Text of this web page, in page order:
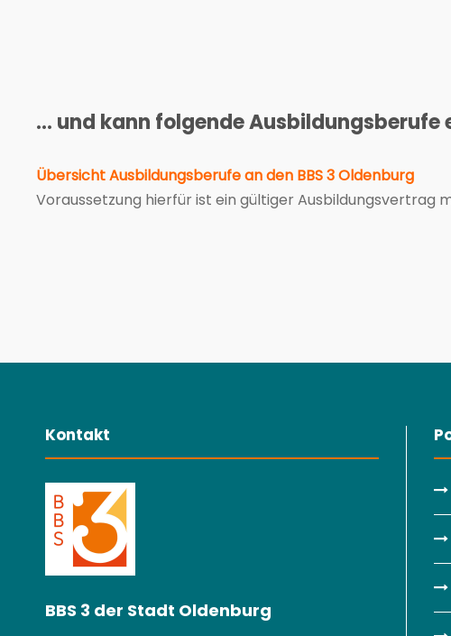
... und kann folgende Ausbildungsberufe
Übersicht Ausbildungsberufe an den BBS 3 Oldenburg
Voraussetzung hierfür ist ein gültiger Ausbildungsvertrag
Kontakt
BBS 3 der Stadt Oldenburg